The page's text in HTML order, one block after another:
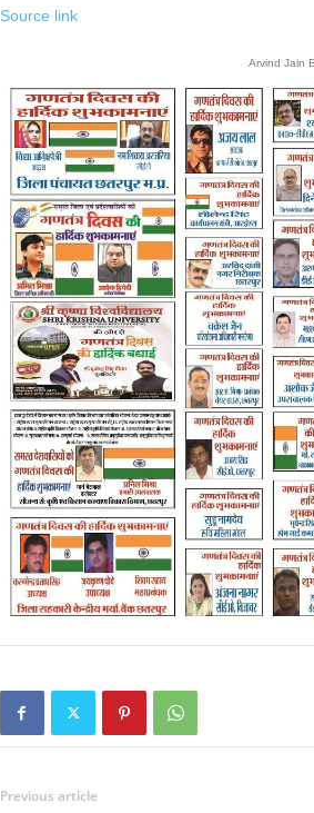
Source link
Arvind Jain
Previous article